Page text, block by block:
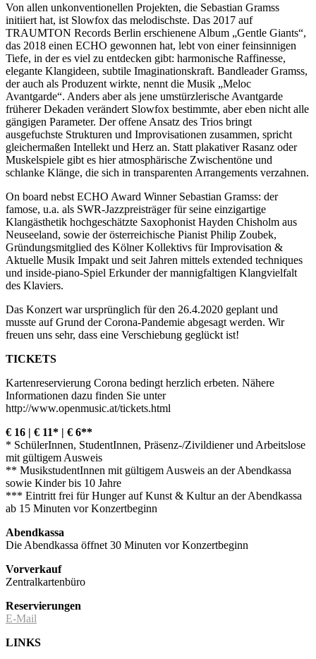
Von allen unkonventionellen Projekten, die Sebastian Gramss
initiiert hat, ist Slowfox das melodischste. Das 2017 auf
TRAUMTON Records Berlin erschienene Album „Gentle Giants“,
das 2018 einen ECHO gewonnen hat, lebt von einer feinsinnigen
Tiefe, in der es viel zu entdecken gibt: harmonische Raffinesse,
elegante Klangideen, subtile Imaginationskraft. Bandleader Gramss,
der auch als Produzent wirkte, nennt die Musik „Meloc
Avantgarde“. Anders aber als jene umstürzlerische Avantgarde
früherer Dekaden verändert Slowfox bestimmte, aber eben nicht alle
gängigen Parameter. Der offene Ansatz des Trios bringt
ausgefuchste Strukturen und Improvisationen zusammen, spricht
gleichermaßen Intellekt und Herz an. Statt plakativer Rasanz oder
Muskelspiele gibt es hier atmosphärische Zwischentöne und
schlanke Klänge, die sich in transparenten Arrangements verzahnen.
On board nebst ECHO Award Winner Sebastian Gramss: der
famose, u.a. als SWR-Jazzpreisträger für seine einzigartige
Klangästhetik hochgeschätzte Saxophonist Hayden Chisholm aus
Neuseeland, sowie der österreichische Pianist Philip Zoubek,
Gründungsmitglied des Kölner Kollektivs für Improvisation &
Aktuelle Musik Impakt und seit Jahren mittels extended techniques
und inside-piano-Spiel Erkunder der mannigfaltigen Klangvielfalt
des Klaviers.
Das Konzert war ursprünglich für den 26.4.2020 geplant und
musste auf Grund der Corona-Pandemie abgesagt werden. Wir
freuen uns sehr, dass eine Verschiebung geglückt ist!
TICKETS
Kartenreservierung Corona bedingt herzlich erbeten. Nähere
Informationen dazu finden Sie unter
http://www.openmusic.at/tickets.html
€ 16 | € 11* | € 6**
* SchülerInnen, StudentInnen, Präsenz-/Zivildiener und Arbeitslose
mit gültigem Ausweis
** MusikstudentInnen mit gültigem Ausweis an der Abendkassa
sowie Kinder bis 10 Jahre
*** Eintritt frei für Hunger auf Kunst & Kultur an der Abendkassa
ab 15 Minuten vor Konzertbeginn
Abendkassa
Die Abendkassa öffnet 30 Minuten vor Konzertbeginn
Vorverkauf
Zentralkartenbüro
Reservierungen
E-Mail
LINKS